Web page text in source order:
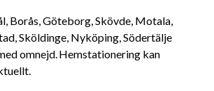
Borås, Göteborg, Skövde, Motala,
Sköldinge, Nyköping, Södertälje
omnejd. Hemstationering kan